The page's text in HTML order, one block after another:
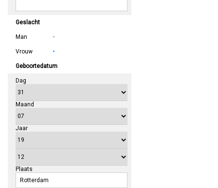
Geslacht
Man
Vrouw
Geboortedatum
Dag
Maand
Jaar
Plaats